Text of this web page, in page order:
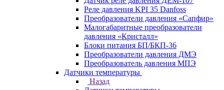
Реле давления KPI 35 Danfoss
Преобразователи давления «Сапфир»
Малогабаритные преобразователи
давления «Кристалл»
Блоки питания БП/БКП-36
Преобразователи давления ДМЭ
Преобразователь давления МПЭ
Датчики температуры
Назад